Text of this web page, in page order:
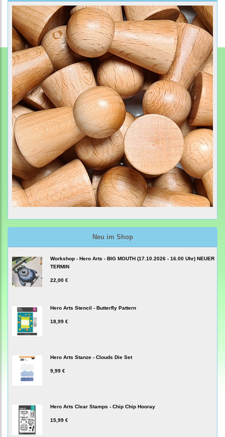
Neu im Shop
Workshop - Hero Arts - BIG MOUTH (17.10.2026 - 16.00 Uhr) NEUER
TERMIN
22,00 €
Hero Arts Stencil - Butterfly Pattern
18,99 €
Hero Arts Stanze - Clouds Die Set
9,99 €
Hero Arts Clear Stamps - Chip Chip Hooray
15,99 €